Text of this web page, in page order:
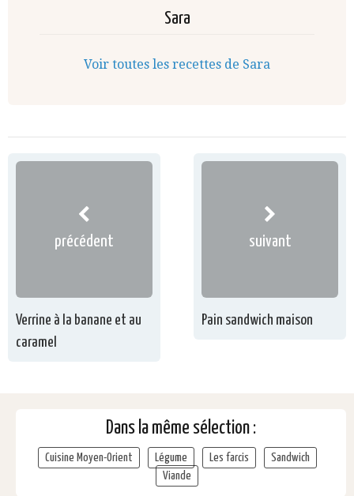
Sara
Voir toutes les recettes de Sara
précédent
Verrine à la banane et au
caramel
suivant
Pain sandwich maison
Dans la même sélection :
Cuisine Moyen-Orient Légume Les farcis
Sandwich
Viande